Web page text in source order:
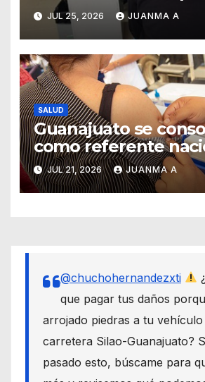
JUL 25, 2026 JUANMA A
SALUD
Guanajuato se
como referente
vacunación
JUL 21, 2026 JUANMA A
@chuchohernandezxti
que pagar tus daños
arrojado piedras a tu
carretera Silao-Guanajuato?
pasado esto, búscame para